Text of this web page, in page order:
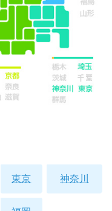
東京 神奈川